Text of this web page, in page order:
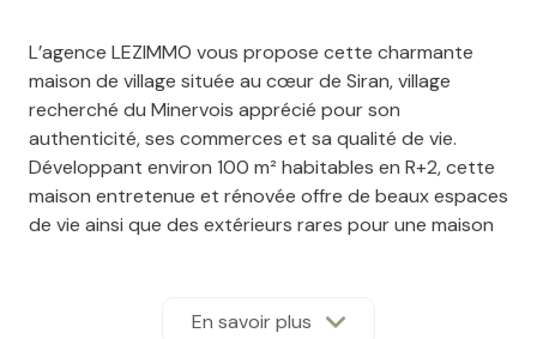
L’agence LEZIMMO vous propose cette charmante
maison de village située au cœur de Siran, village
recherché du Minervois apprécié pour son
authenticité, ses commerces et sa qualité de vie.
Développant environ 100 m² habitables en R+2, cette
maison entretenue et rénovée offre de beaux espaces
de vie ainsi que des extérieurs rares pour une maison
garage de plus de 60 m².En savoir plus